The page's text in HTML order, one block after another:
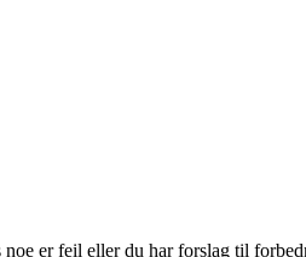
er feil eller du har forslag til